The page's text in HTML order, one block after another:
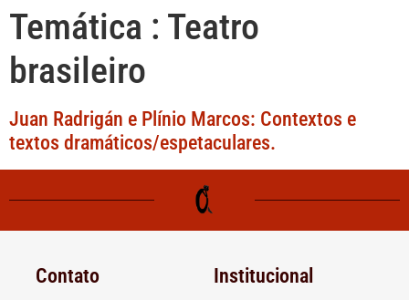
Temática : Teatro
brasileiro
Juan Radrigán e Plínio Marcos: Contextos e
textos dramáticos/espetaculares.
Contato Institucional